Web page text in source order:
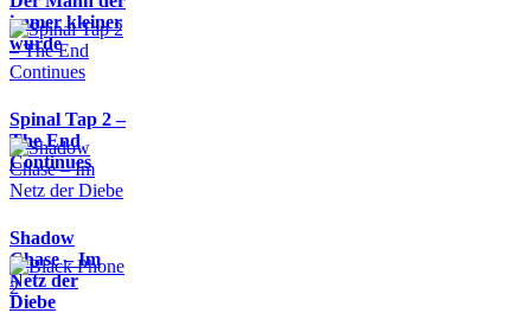
immer kleiner
wurde
Spinal Tap 2 –
The End
Continues
Shadow
Chase – Im
Netz der
Diebe